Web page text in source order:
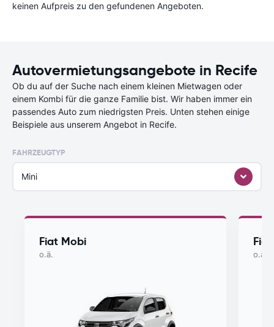
keinen Aufpreis zu den gefundenen Angeboten.
Autovermietungsangebote in Recife
Ob du auf der Suche nach einem kleinen Mietwagen oder
einem Kombi für die ganze Familie bist. Wir haben immer ein
passendes Auto zum niedrigsten Preis. Unten stehen einige
Beispiele aus unserem Angebot in Recife.
FAHRZEUGTYP
Mini
Fiat Mobi
o.ä. o.ä.